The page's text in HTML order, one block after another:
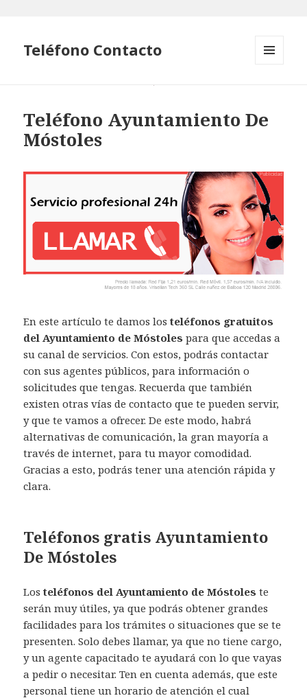
Teléfono Contacto
Teléfono Ayuntamiento De
Móstoles
En este artículo te damos losteléfonos gratuitos
del Ayuntamiento de Móstolespara que accedas a
su canal de servicios. Con estos, podrás contactar
con sus agentes públicos, para información o
solicitudes que tengas. Recuerda que también
existen otras vías de contacto que te pueden servir,
y que te vamos a ofrecer. De este modo, habrá
alternativas de comunicación, la gran mayoría a
través de internet, para tu mayor comodidad.
Gracias a esto, podrás tener una atención rápida y
clara.
Teléfonos gratis Ayuntamiento
De Móstoles
Losteléfonos del Ayuntamiento de Móstoleste
serán muy útiles, ya que podrás obtener grandes
facilidades para los trámites o situaciones que se te
presenten. Solo debes llamar, ya que no tiene cargo,
y un agente capacitado te ayudará con lo que vayas
a pedir o necesitar. Ten en cuenta además, que este
personal tiene un horario de atención el cual